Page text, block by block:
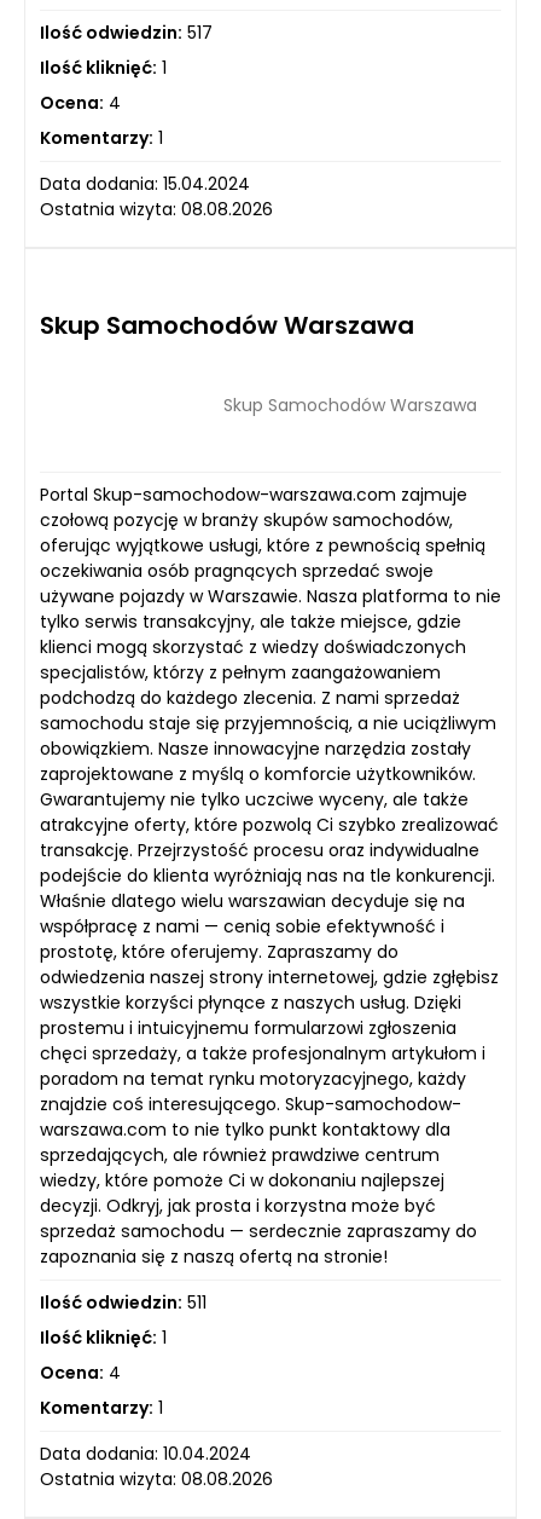
Ilość odwiedzin: 517
Ilość kliknięć: 1
Ocena: 4
Komentarzy: 1
Data dodania: 15.04.2024
Ostatnia wizyta: 08.08.2026
Skup Samochodów Warszawa
Skup Samochodów Warszawa
Portal Skup-samochodow-warszawa.com zajmuje
czołową pozycję w branży skupów samochodów,
oferując wyjątkowe usługi, które z pewnością spełnią
oczekiwania osób pragnących sprzedać swoje
używane pojazdy w Warszawie. Nasza platforma to nie
tylko serwis transakcyjny, ale także miejsce, gdzie
klienci mogą skorzystać z wiedzy doświadczonych
specjalistów, którzy z pełnym zaangażowaniem
podchodzą do każdego zlecenia. Z nami sprzedaż
samochodu staje się przyjemnością, a nie uciążliwym
obowiązkiem. Nasze innowacyjne narzędzia zostały
zaprojektowane z myślą o komforcie użytkowników.
Gwarantujemy nie tylko uczciwe wyceny, ale także
atrakcyjne oferty, które pozwolą Ci szybko zrealizować
transakcję. Przejrzystość procesu oraz indywidualne
podejście do klienta wyróżniają nas na tle konkurencji.
Właśnie dlatego wielu warszawian decyduje się na
współpracę z nami — cenią sobie efektywność i
prostotę, które oferujemy. Zapraszamy do
odwiedzenia naszej strony internetowej, gdzie zgłębisz
wszystkie korzyści płynące z naszych usług. Dzięki
prostemu i intuicyjnemu formularzowi zgłoszenia
chęci sprzedaży, a także profesjonalnym artykułom i
poradom na temat rynku motoryzacyjnego, każdy
znajdzie coś interesującego. Skup-samochodow-
warszawa.com to nie tylko punkt kontaktowy dla
sprzedających, ale również prawdziwe centrum
wiedzy, które pomoże Ci w dokonaniu najlepszej
decyzji. Odkryj, jak prosta i korzystna może być
sprzedaż samochodu — serdecznie zapraszamy do
zapoznania się z naszą ofertą na stronie!
Ilość odwiedzin: 511
Ilość kliknięć: 1
Ocena: 4
Komentarzy: 1
Data dodania: 10.04.2024
Ostatnia wizyta: 08.08.2026